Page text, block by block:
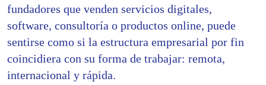
fundadores que venden servicios digitales,
software, consultoría o productos online, puede
sentirse como si la estructura empresarial por fin
coincidiera con su forma de trabajar: remota,
internacional y rápida.